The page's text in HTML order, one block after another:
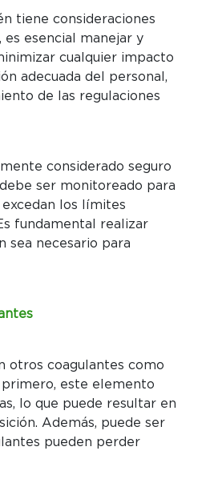
tiene consideraciones
esencial manejar y
cualquier impacto
adecuada del personal,
de las regulaciones
considerado seguro
ser monitoreado para
los límites
fundamental realizar
sea necesario para
otros coagulantes como
este elemento
lo que puede resultar en
Además, puede ser
pueden perder